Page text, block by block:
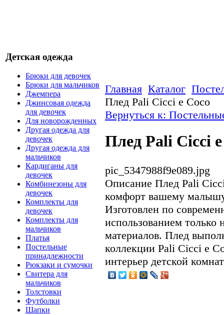
Детская одежда
Брюки для девочек
Брюки для мальчиков
Джемпера
Джинсовая одежда
для девочек
Для новорожденных
Другая одежда для
девочек
Другая одежда для
мальчиков
Кардиганы для
девочек
Комбинезоны для
девочек
Комплекты для
девочек
Комплекты для
мальчиков
Платья
Постельные
принадлежности
Рюкзаки и сумочки
Свитера для
мальчиков
Толстовки
Футболки
Шапки
Главная Каталог
Плед Pali Cicci e Coco
Вернуться к:
Плед Pali Cicci
pic_5347988f9e089.jpg
Описание Плед Pali
комфорт вашему
Изготовлен по
использованием только
материалов. Плед
коллекции Pali Cicci e
интерьер детской